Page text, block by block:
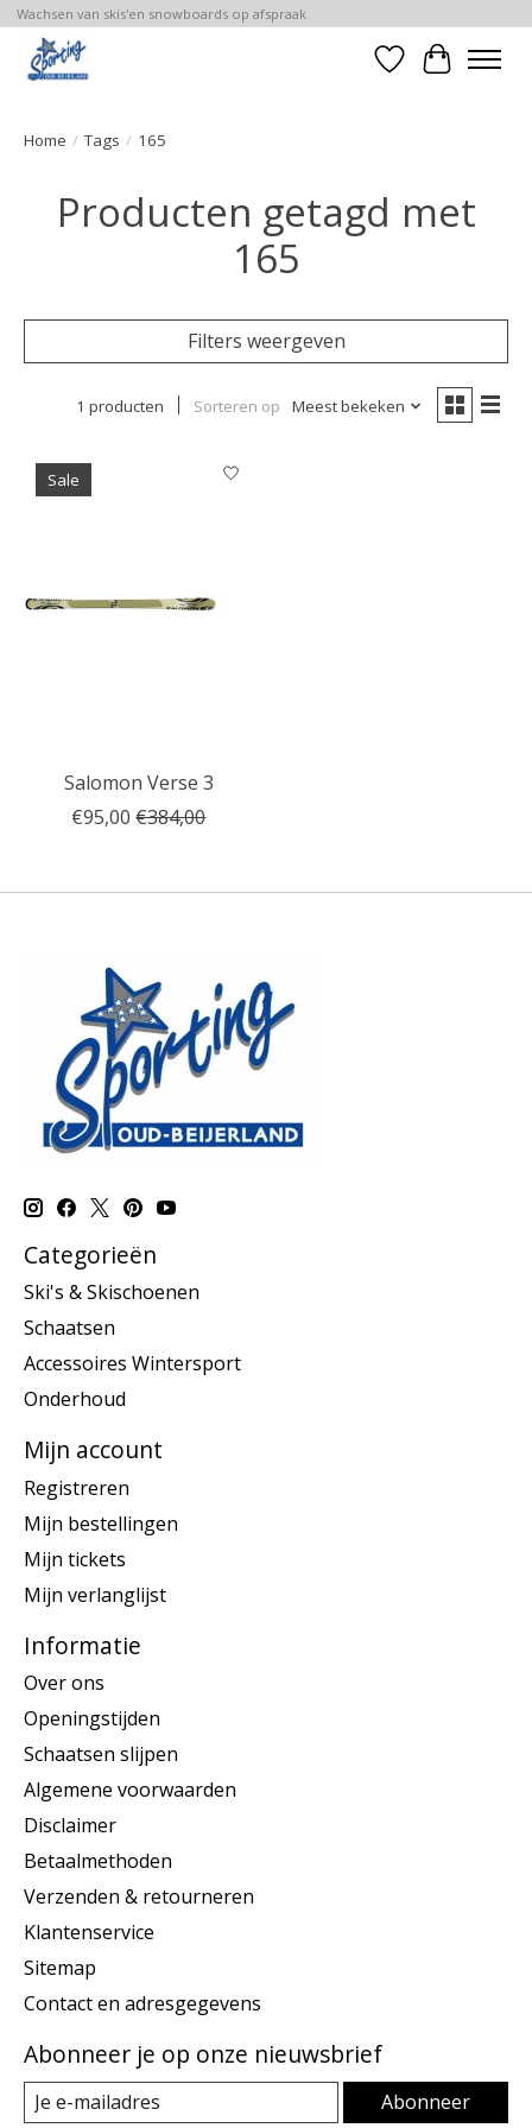
Wachsen van skis'en snowboards op afspraak
Verlanglijst
Home / Tags / 165
Producten getagd met
165
Filters weergeven
1 producten Sorteren op Meest bekeken
Sale
Salomon Verse 3
€95,00 €384,00
Categorieën
Ski's & Skischoenen
Schaatsen
Accessoires Wintersport
Onderhoud
Mijn account
Registreren
Mijn bestellingen
Mijn tickets
Mijn verlanglijst
Informatie
Over ons
Openingstijden
Schaatsen slijpen
Algemene voorwaarden
Disclaimer
Betaalmethoden
Verzenden & retourneren
Klantenservice
Sitemap
Contact en adresgegevens
Abonneer je op onze nieuwsbrief
Abonneer